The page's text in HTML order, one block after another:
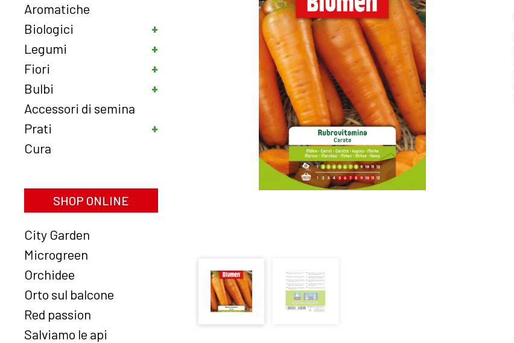
Aromatiche
Biologici
Legumi
Fiori
Bulbi
Accessori di semina
Prati
Cura
SHOP ONLINE
City Garden
Microgreen
Orchidee
Orto sul balcone
Red passion
Salviamo le api